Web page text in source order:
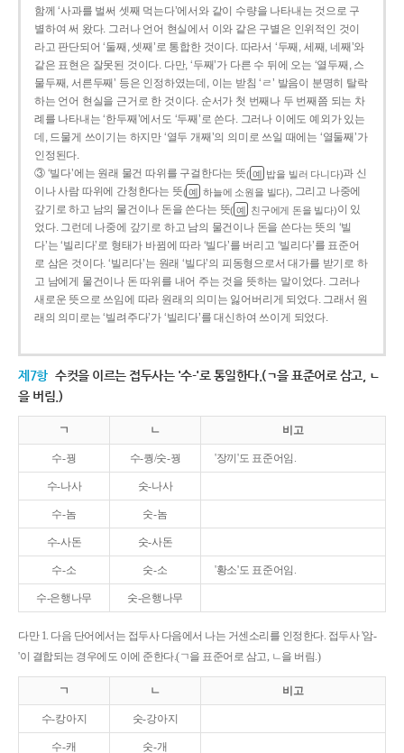
함께 ‘사과를 벌써 셋째 먹는다’에서와 같이 수량을 나타내는 것으로 구
별하여 써 왔다. 그러나 언어 현실에서 이와 같은 구별은 인위적인 것이
라고 판단되어 ‘둘째, 셋째’로 통합한 것이다. 따라서 ‘두째, 세째, 네째’와
같은 표현은 잘못된 것이다. 다만, ‘두째’가 다른 수 뒤에 오는 ‘열두째, 스
물두째, 서른두째’ 등은 인정하였는데, 이는 받침 ‘ㄹ’ 발음이 분명히 탈락
하는 언어 현실을 근거로 한 것이다. 순서가 첫 번째나 두 번째쯤 되는 차
례를 나타내는 ‘한두째’에서도 ‘두째’로 쓴다. 그러나 이에도 예외가 있는
데, 드물게 쓰이기는 하지만 ‘열두 개째’의 의미로 쓰일 때에는 ‘열둘째’가
인정된다.
③ ‘빌다’에는 원래 물건 따위를 구걸한다는 뜻( 예 밥을 빌러 다니다)과 신
이나 사람 따위에 간청한다는 뜻( 예 하늘에 소원을 빌다), 그리고 나중에
갚기로 하고 남의 물건이나 돈을 쓴다는 뜻( 예 친구에게 돈을 빌다)이 있
었다. 그런데 나중에 갚기로 하고 남의 물건이나 돈을 쓴다는 뜻의 ‘빌
다’는 ‘빌리다’로 형태가 바뀜에 따라 ‘빌다’를 버리고 ‘빌리다’를 표준어
로 삼은 것이다. ‘빌리다’는 원래 ‘빌다’의 피동형으로서 대가를 받기로 하
고 남에게 물건이나 돈 따위를 내어 주는 것을 뜻하는 말이었다. 그러나
새로운 뜻으로 쓰임에 따라 원래의 의미는 잃어버리게 되었다. 그래서 원
래의 의미로는 ‘빌려주다’가 ‘빌리다’를 대신하여 쓰이게 되었다.
제7항 수컷을 이르는 접두사는 '수-'로 통일한다.(ㄱ을 표준어로 삼고, ㄴ
을 버림.)
ㄱ ㄴ 비고
수-꿩 수-퀑/숫-꿩 '장끼'도 표준어임.
수-나사 숫-나사
수-놈 숫-놈
수-사돈 숫-사돈
수-소 숫-소 '황소'도 표준어임.
수-은행나무 숫-은행나무
다만 1. 다음 단어에서는 접두사 다음에서 나는 거센소리를 인정한다. 접두사 '암-
'이 결합되는 경우에도 이에 준한다.(ㄱ을 표준어로 삼고, ㄴ을 버림.)
ㄱ ㄴ 비고
수-캉아지 숫-강아지
수-캐 숫-개